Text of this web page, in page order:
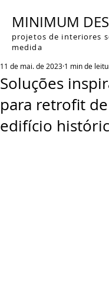
MINIMUM
projetos de interiores
medida
Soluções
para retrofit
edifício
11 de mai. de 2023 1 min de